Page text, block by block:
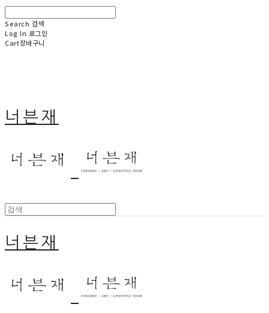
Search 검색
Log In 로그인
Cart장바구니
너븐재
너븐재